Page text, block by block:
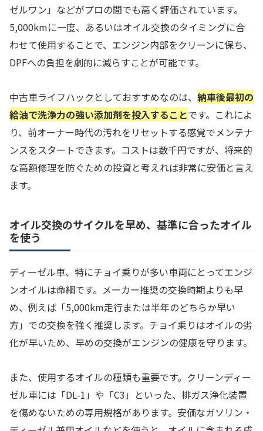
ゼルワン」などがプロの間でも高く評価されています。
5,000kmに一度、あるいはオイル交換のタイミングに合
わせて使用することで、エンジン内部をクリーンに保ち、
DPFへの負担を劇的に減らすことが可能です。
中古車ライフハックとしておすすめなのは、 納車後最初の
給油で洗浄力の強い添加剤を投入することです。これによ
り、前オーナー時代の汚れをリセットする感覚でメンテナ
ンスをスタートできます。コストは数千円ですが、将来的
な高額修理を防ぐための投資と考えれば非常に安価と言え
ます。
オイル交換のサイクルを早め、基準に合ったオイル
を使う
ディーゼル車、特にチョイ乗りが多い車両にとってエンジ
ンオイルは命綱です。メーカー推奨の交換時期よりも早
め、例えば「5,000km走行または半年のどちらか早い
方」での交換を強く推奨します。チョイ乗りはオイルの劣
化が早いため、早めの交換がエンジンの健康を守ります。
また、使用するオイルの種類も重要です。クリーンディー
ゼル車には「DL-1」や「C3」といった、排ガス浄化装置
を傷めないための専用規格があります。安価なガソリン・